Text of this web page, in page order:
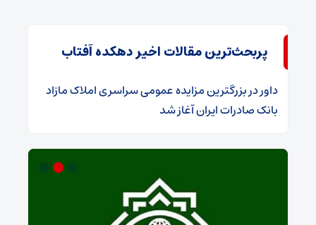
پربحث‌ترین مقالات اخیر دهکده آفتاب
داوردر​بزرگترین مزایده عمومی سراسری املاک مازاد
بانک صادرات ایران آغاز شد